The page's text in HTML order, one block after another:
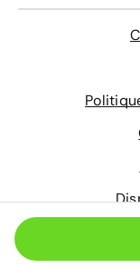
©